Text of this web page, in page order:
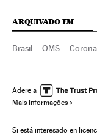
ARQUIVADO EM
Brasil OMS
Ministério Saúde
Minas Gerais
Quarentena
Adere a
Mais informações
Si está interesado en